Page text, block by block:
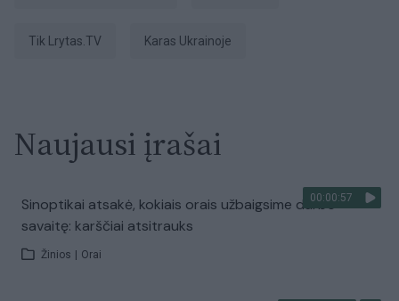
tik Lrytas.TV karas Ukrainoje
Naujausi įrašai
00:00:57
Sinoptikai atsakė, kokiais orais užbaigsime darbo
savaitę: karščiai atsitrauks
Žinios Orai